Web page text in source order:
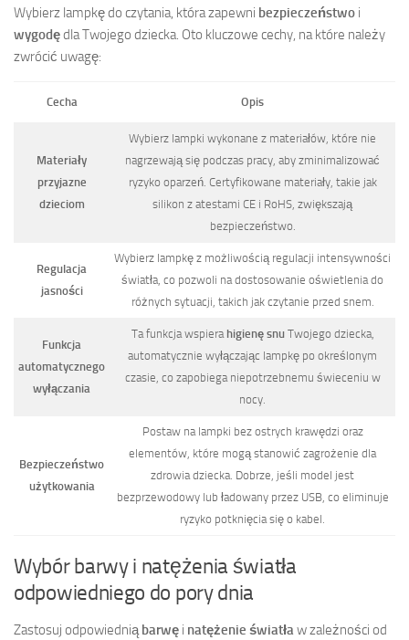
Wybierz lampkę do czytania, która zapewni bezpieczeństwo i
wygodędla Twojego dziecka. Oto kluczowe cechy, na które należy
zwrócić uwagę:
Cecha Opis
Materiały
przyjazne
dzieciom
Wybierz lampki wykonane z materiałów, które nie
nagrzewają się podczas pracy, aby zminimalizować
ryzyko oparzeń. Certyfikowane materiały, takie jak
silikon z atestami CE i RoHS, zwiększają
bezpieczeństwo.
Regulacja
jasności
Wybierz lampkę z możliwością regulacji intensywności
światła, co pozwoli na dostosowanie oświetlenia do
różnych sytuacji, takich jak czytanie przed snem.
Funkcja
automatycznego
wyłączania
Ta funkcja wspiera higienę snuTwojego dziecka,
automatycznie wyłączając lampkę po określonym
czasie, co zapobiega niepotrzebnemu świeceniu w
nocy.
Bezpieczeństwo
użytkowania
Postaw na lampki bez ostrych krawędzi oraz
elementów, które mogą stanowić zagrożenie dla
zdrowia dziecka. Dobrze, jeśli model jest
bezprzewodowy lub ładowany przez USB, co eliminuje
ryzyko potknięcia się o kabel.
Wybór barwy i natężenia światła
odpowiedniego do pory dnia
Zastosuj odpowiedniąbarwę i natężenie światław zależności od